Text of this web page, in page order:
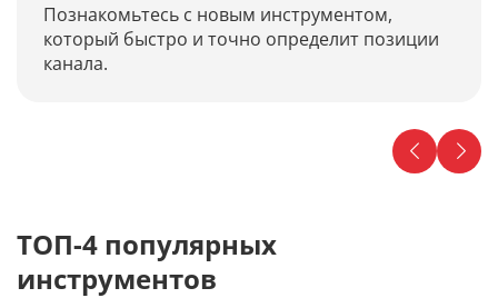
Познакомьтесь с новым инструментом,
который быстро и точно определит позиции
канала.
ТОП-4 популярных
инструментов